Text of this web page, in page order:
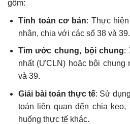
gồm:
Tính toán cơ bản: Thực
nhân, chia với các số 38 và 39.
Tìm ước chung, bội chung:
nhất (ƯCLN) hoặc bội chung
và 39.
Giải bài toán thực tế: Sử
toán liên quan đến chia kẹo,
huống thực tế khác.